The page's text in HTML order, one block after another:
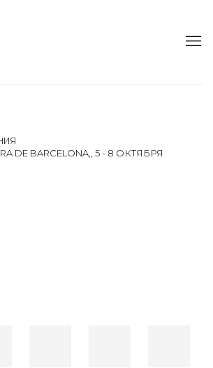
DE BARCELONA,, 5 - 8 ОКТЯБРЯ